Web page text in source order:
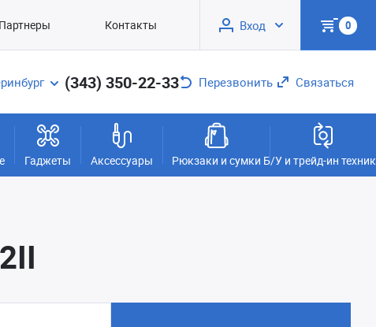
Партнеры Контакты Вход 0
(343) 350-22-33 Перезвонить Связаться
Гаджеты Аксессуары Рюкзаки и сумки Б/У и трейд-ин